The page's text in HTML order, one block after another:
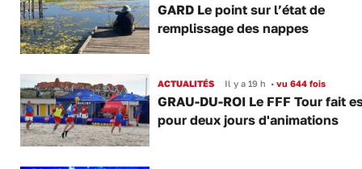
GARD Le point sur l’état de
remplissage des nappes
ACTUALITÉS Il y a 19 h •vu 644 fois
GRAU-DU-ROI Le FFF Tour fait
pour deux jours d'animations